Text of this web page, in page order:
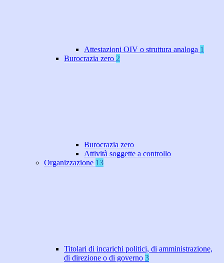
Attestazioni OIV o struttura analoga 1
Burocrazia zero 2
Burocrazia zero
Attività soggette a controllo
Organizzazione 13
Titolari di incarichi politici, di amministrazione,
di direzione o di governo 3